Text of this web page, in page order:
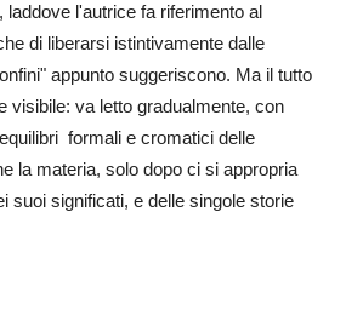
laddove l'autrice fa riferimento al
di liberarsi istintivamente dalle
appunto suggeriscono. Ma il tutto
visibile: va letto gradualmente, con
formali e cromatici delle
la materia, solo dopo ci si appropria
suoi significati, e delle singole storie